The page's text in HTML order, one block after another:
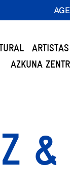
AZKUNA